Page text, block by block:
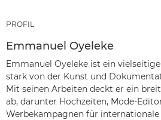
PROFIL
Emmanuel Oyeleke
Emmanuel Oyeleke ist ein
stark von der Kunst und
Mit seinen Arbeiten deckt er ein
ab, darunter Hochzeiten, Mode-
Werbekampagnen für internationale